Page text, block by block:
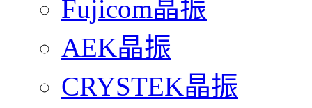
Fujicom晶振
AEK晶振
CRYSTEK晶振